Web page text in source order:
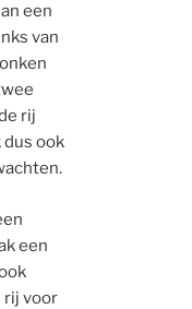
een
van
rij
dus ook
een
rij voor